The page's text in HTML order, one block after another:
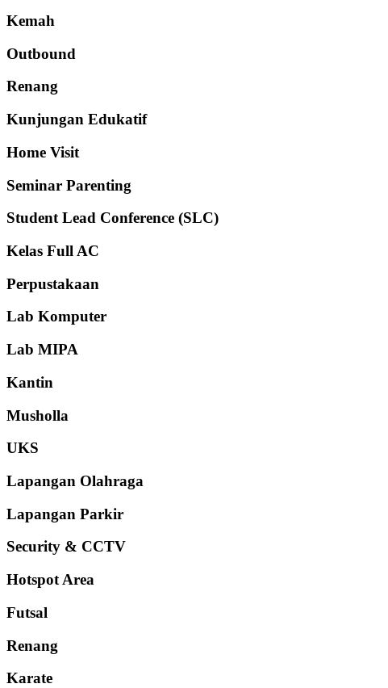
Kemah
Outbound
Renang
Kunjungan Edukatif
Home Visit
Seminar Parenting
Student Lead Conference (SLC)
Kelas Full AC
Perpustakaan
Lab Komputer
Lab MIPA
Kantin
Musholla
UKS
Lapangan Olahraga
Lapangan Parkir
Security & CCTV
Hotspot Area
Futsal
Renang
Karate